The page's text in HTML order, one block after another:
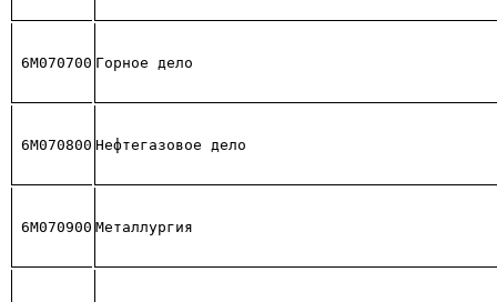
6М070700 Горное дело
6М070800 Нефтегазовое дело
6М070900 Металлургия